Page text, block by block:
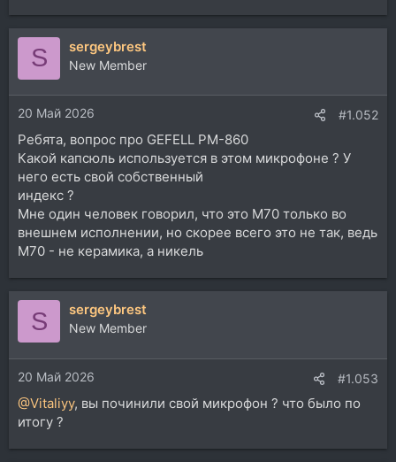
S sergeybrest
New Member
20 Май 2026 #1.052
Ребята, вопрос про GEFELL PM-860
Какой капсюль используется в этом микрофоне ? У
него есть свой собственный
индекс ?
Мне один человек говорил, что это М70 только во
внешнем исполнении, но скорее всего это не так, ведь
М70 - не керамика, а никель
S sergeybrest
New Member
20 Май 2026 #1.053
@Vitaliyy, вы починили свой микрофон ? что было по
итогу ?